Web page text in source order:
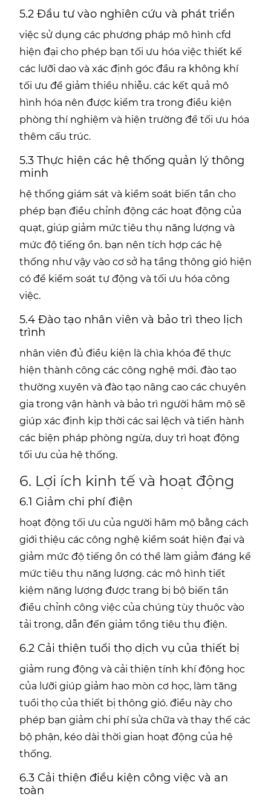
5.2 Đầu tư vào nghiên cứu và phát triển
việc sử dụng các phương pháp mô hình cfd
hiện đại cho phép bạn tối ưu hóa việc thiết kế
các lưỡi dao và xác định góc đầu ra không khí
tối ưu để giảm thiểu nhiễu. các kết quả mô
hình hóa nên được kiểm tra trong điều kiện
phòng thí nghiệm và hiện trường để tối ưu hóa
thêm cấu trúc.
5.3 Thực hiện các hệ thống quản lý thông
minh
hệ thống giám sát và kiểm soát biến tần cho
phép bạn điều chỉnh động các hoạt động của
quạt, giúp giảm mức tiêu thụ năng lượng và
mức độ tiếng ồn. bạn nên tích hợp các hệ
thống như vậy vào cơ sở hạ tầng thông gió hiện
có để kiểm soát tự động và tối ưu hóa công
việc.
5.4 Đào tạo nhân viên và bảo trì theo lịch
trình
nhân viên đủ điều kiện là chìa khóa để thực
hiện thành công các công nghệ mới. đào tạo
thường xuyên và đào tạo nâng cao các chuyên
gia trong vận hành và bảo trì người hâm mộ sẽ
giúp xác định kịp thời các sai lệch và tiến hành
các biện pháp phòng ngừa, duy trì hoạt động
tối ưu của hệ thống.
6. Lợi ích kinh tế và hoạt động
6.1 Giảm chi phí điện
hoạt động tối ưu của người hâm mộ bằng cách
giới thiệu các công nghệ kiểm soát hiện đại và
giảm mức độ tiếng ồn có thể làm giảm đáng kể
mức tiêu thụ năng lượng. các mô hình tiết
kiệm năng lượng được trang bị bộ biến tần
điều chỉnh công việc của chúng tùy thuộc vào
tải trọng, dẫn đến giảm tổng tiêu thụ điện.
6.2 Cải thiện tuổi thọ dịch vụ của thiết bị
giảm rung động và cải thiện tính khí động học
của lưỡi giúp giảm hao mòn cơ học, làm tăng
tuổi thọ của thiết bị thông gió. điều này cho
phép bạn giảm chi phí sửa chữa và thay thế các
bộ phận, kéo dài thời gian hoạt động của hệ
thống.
6.3 Cải thiện điều kiện công việc và an
toàn